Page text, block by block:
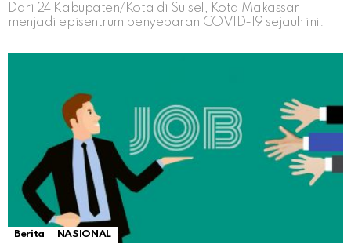
Dari 24 Kabupaten/Kota di Sulsel, Kota Makassar
menjadi episentrum penyebaran COVID-19 sejauh ini.
Berita NASIONAL